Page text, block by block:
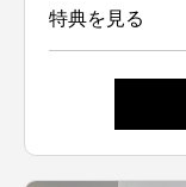
特典を見る